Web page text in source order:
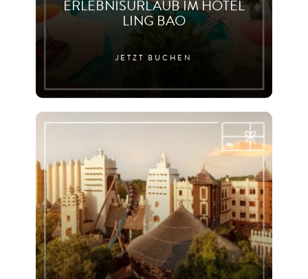
ERLEBNISURLAUB IM HOTEL
LING BAO
JETZT BUCHEN